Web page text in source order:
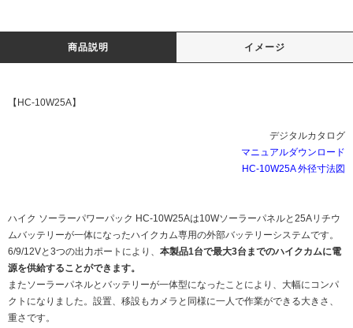
商品説明 イメージ
【HC-10W25A】
デジタルカタログ
マニュアルダウンロード
HC-10W25A 外径寸法図
ハイク ソーラーパワーパック HC-10W25Aは10Wソーラーパネルと25Aリチウ
ムバッテリーが一体になったハイクカム専用の外部バッテリーシステムです。
6/9/12Vと3つの出力ポートにより、 本製品1台で最大3台までのハイクカムに電
源を供給することができます。
またソーラーパネルとバッテリーが一体型になったことにより、大幅にコンパ
クトになりました。設置、移設もカメラと同様に一人で作業ができる大きさ、
重さです。